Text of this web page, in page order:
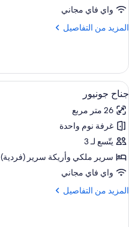
واي فاي مجاني
المزيد من التفاصيل
المزيد
Classic
Family
Room
استعراض
جميع
صور
جناح
جونيور
5
جناح جونيور
26 متر مربع
غرفة نوم واحدة
يتّسع لـ 3
سرير ملكي‫‬ وأريكة سرير (فردية)
واي فاي مجاني
المزيد من التفاصيل
المزيد